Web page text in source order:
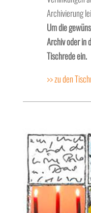
Archivierung
Um die
Archiv oder in
Tischrede ein.
>> zu den